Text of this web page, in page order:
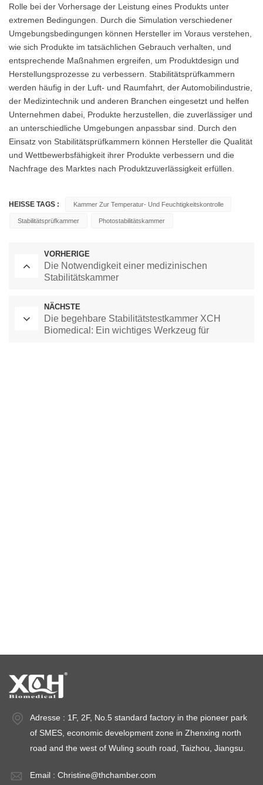
Rolle bei der Vorhersage der Leistung eines Produkts unter
extremen Bedingungen. Durch die Simulation verschiedener
Umgebungsbedingungen können Hersteller im Voraus verstehen,
wie sich Produkte im tatsächlichen Gebrauch verhalten, und
entsprechende Maßnahmen ergreifen, um Produktdesign und
Herstellungsprozesse zu verbessern. Stabilitätsprüfkammern
werden häufig in der Luft- und Raumfahrt, der Automobilindustrie,
der Medizintechnik und anderen Branchen eingesetzt und helfen
Unternehmen dabei, Produkte herzustellen, die zuverlässiger und
an unterschiedliche Umgebungen anpassbar sind. Durch den
Einsatz von Stabilitätsprüfkammern können Hersteller die Qualität
und Wettbewerbsfähigkeit ihrer Produkte verbessern und die
Nachfrage des Marktes nach Produktzuverlässigkeit erfüllen.
HEISSE TAGS : Kammer Zur Temperatur- Und Feuchtigkeitskontrolle
Stabilitätsprüfkammer Photostabilitätskammer
VORHERIGE
Die Notwendigkeit einer medizinischen
Stabilitätskammer
NÄCHSTE
Die begehbare Stabilitätstestkammer XCH
Biomedical: Ein wichtiges Werkzeug für
Adresse : 1F, 2F, No.5 standard factory in the pioneer park
of SMES, economic development zone in Zhenxing north
road and the west of Wuling south road, Taizhou, Jiangsu.
Email : Christine@thchamber.com